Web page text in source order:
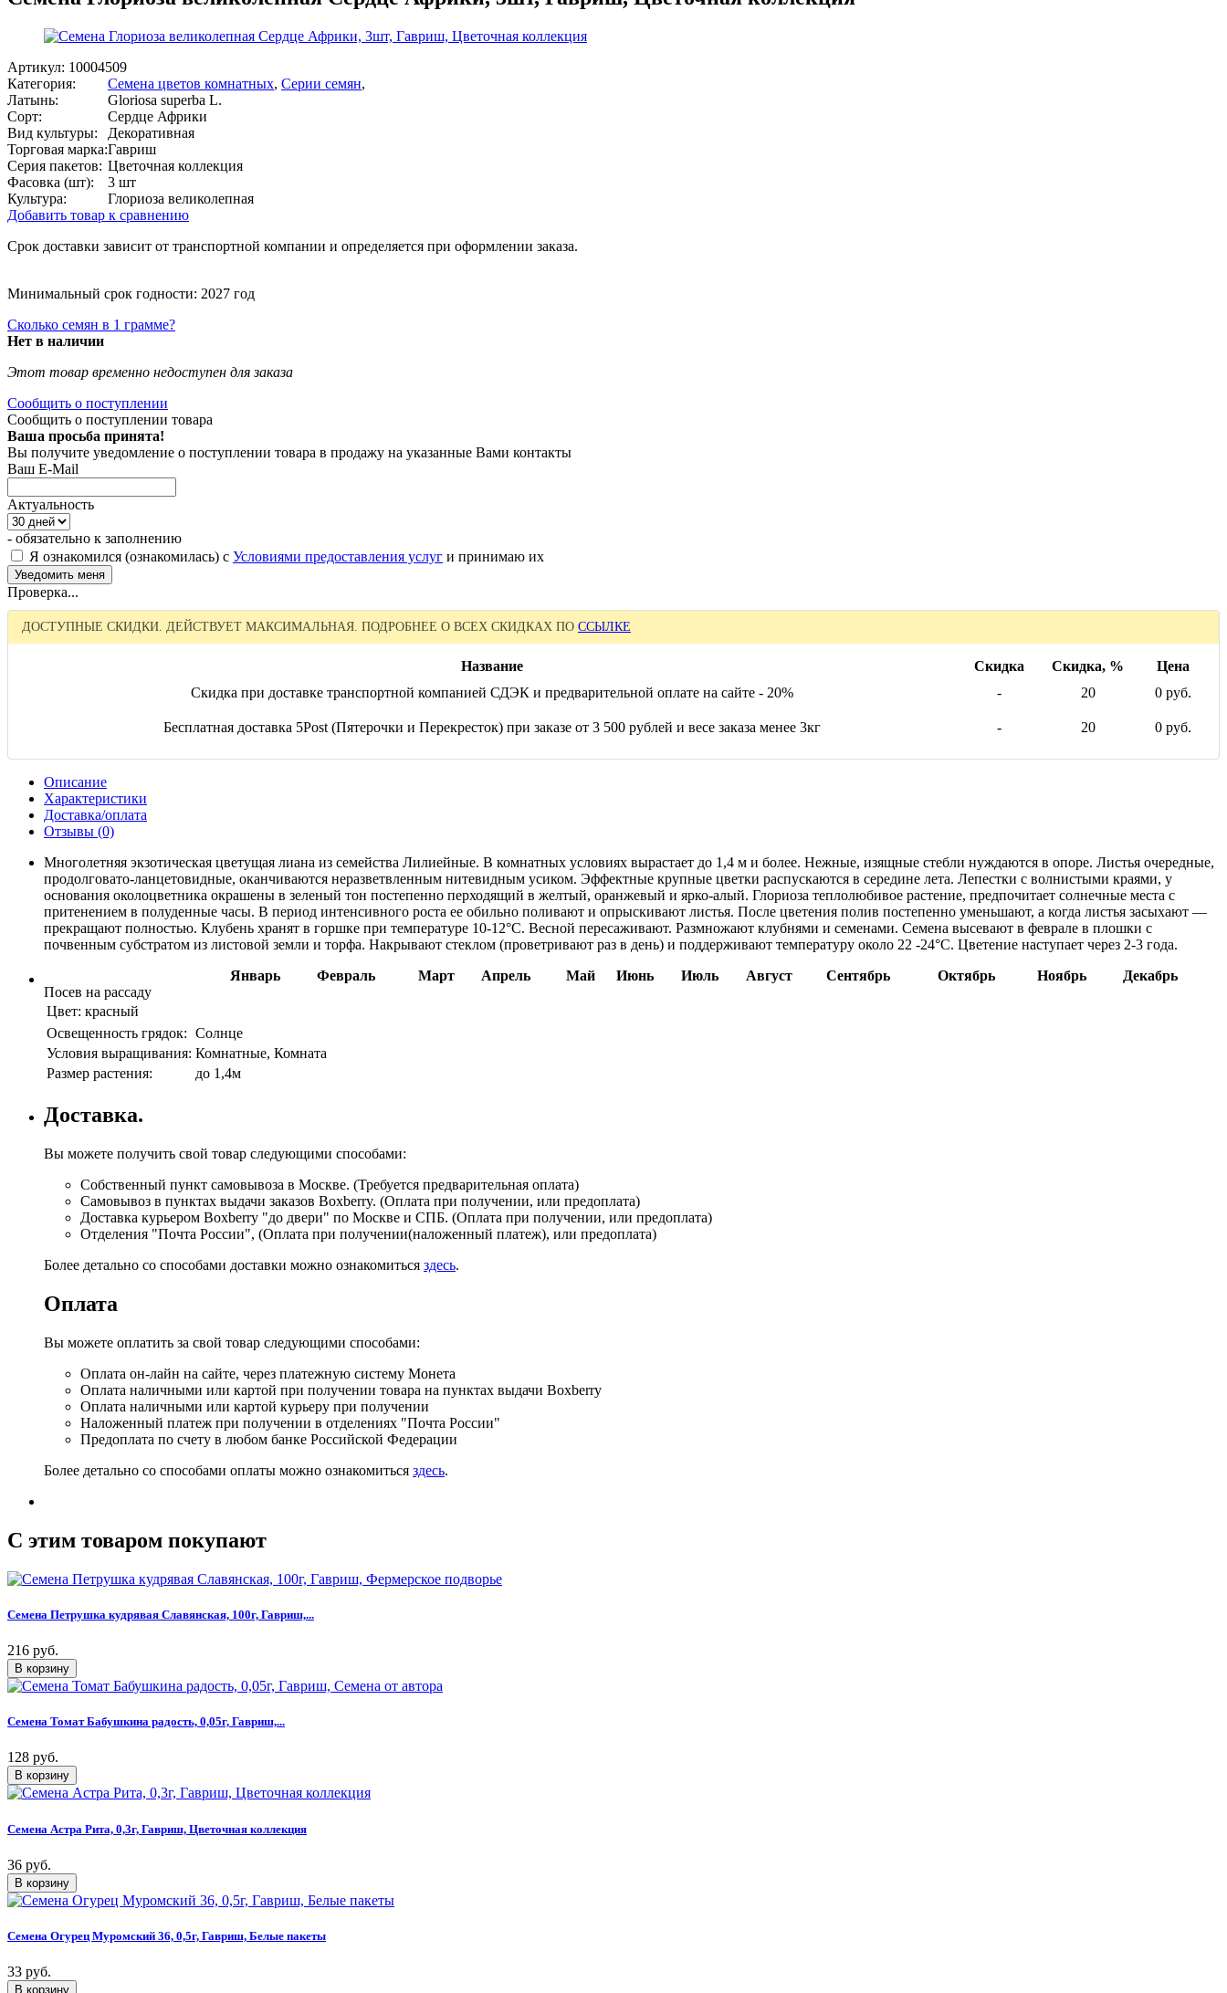
Артикул: 10004509
Категория:
Семена цветов комнатных, Серии семян,
Латынь:
Gloriosa superba L.
Сорт:
Сердце Африки
Вид культуры:
Декоративная
Торговая марка:Гавриш
Серия пакетов: Цветочная коллекция
Фасовка (шт):
3 шт
Культура:
Глориоза великолепная
Добавить товар к сравнению
Срок доставки зависит от транспортной компании и определяется при оформлении заказа.
Минимальный срок годности: 2027 год
Сколько семян в 1 грамме?
Нет в наличии
Этот товар временно недоступен для заказа
Сообщить о поступлении
Сообщить о поступлении товара
Ваша просьба принята!
Вы получите уведомление о поступлении товара в продажу на указанные Вами контакты
Ваш E-Mail
Актуальность
- обязательно к заполнению
Я ознакомился (ознакомилась) с Условиями предоставления услуг и принимаю их
Проверка...
ДОСТУПНЫЕ СКИДКИ. ДЕЙСТВУЕТ МАКСИМАЛЬНАЯ. ПОДРОБНЕЕ О ВСЕХ СКИДКАХ ПО ССЫЛКЕ
Название Скидка Скидка, %
Цена
Скидка при доставке транспортной компанией СДЭК и предварительной оплате на сайте - 20%
- 20 0 руб.
Бесплатная доставка 5Post (Пятерочки и Перекресток) при заказе от 3 500 рублей и весе заказа менее 3кг - 20 0 руб.
Описание
Характеристики
Доставка/оплата
Отзывы (0)
Многолетняя экзотическая цветущая лиана из семейства Лилиейные. В комнатных условиях вырастает до 1,4 м и более. Нежные, изящные стебли нуждаются в опоре. Листья очередные,
продолговато-ланцетовидные, оканчиваются неразветвленным нитевидным усиком. Эффектные крупные цветки распускаются в середине лета. Лепестки с волнистыми краями, у
основания околоцветника окрашены в зеленый тон постепенно перходящий в желтый, оранжевый и ярко-алый. Глориоза теплолюбивое растение, предпочитает солнечные места с
притенением в полуденные часы. В период интенсивного роста ее обильно поливают и опрыскивают листья. После цветения полив постепенно уменьшают, а когда листья засыхают —
прекращают полностью. Клубень хранят в горшке при температуре 10-12°C. Весной пересаживают. Размножают клубнями и семенами. Семена высевают в феврале в плошки с
почвенным субстратом из листовой земли и торфа. Накрывают стеклом (проветривают раз в день) и поддерживают температуру около 22 -24°C. Цветение наступает через 2-3 года.
Январь
Февраль Март Апрель Май Июнь Июль Август Сентябрь Октябрь Ноябрь
Декабрь
Посев на рассаду
Цвет: красный
Освещенность грядок: Солнце
Условия выращивания: Комнатные, Комната
Размер растения:
до 1,4м
Доставка.
Вы можете получить свой товар следующими способами:
Собственный пункт самовывоза в Москве. (Требуется предварительная оплата)
Самовывоз в пунктах выдачи заказов Boxberry. (Оплата при получении, или предоплата)
Доставка курьером Boxberry "до двери" по Москве и СПБ. (Оплата при получении, или предоплата)
Отделения "Почта России", (Оплата при получении(наложенный платеж), или предоплата)
Более детально со способами доставки можно ознакомиться здесь.
Оплата
Вы можете оплатить за свой товар следующими способами:
Оплата он-лайн на сайте, через платежную систему Монета
Оплата наличными или картой при получении товара на пунктах выдачи Boxberry
Оплата наличными или картой курьеру при получении
Наложенный платеж при получении в отделениях "Почта России"
Предоплата по счету в любом банке Российской Федерации
Более детально со способами оплаты можно ознакомиться здесь.
C этим товаром покупают
Семена Петрушка кудрявая Славянская, 100г, Гавриш,...
216 руб.
Семена Томат Бабушкина радость, 0,05г, Гавриш,...
128 руб.
Семена Астра Рита, 0,3г, Гавриш, Цветочная коллекция
36 руб.
Семена Огурец Муромский 36, 0,5г, Гавриш, Белые пакеты
33 руб.